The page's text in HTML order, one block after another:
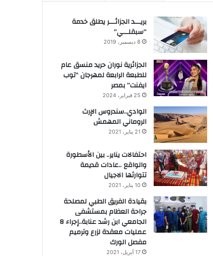
بريـــد الجزائـــر يطلق خدمة
“سبقلـــي”
8 ديسمبر، 2019
الجزائرية نوران حريد منسق عام
للطبعة الرابعة لمهرجان “توب
ايفنت” بمصر
25 فبراير، 2024
الوادي..سندروس الإرث
الروماني المهمش
21 يناير، 2021
احتفالات يناير.. بين الأسطورة
والواقع ..عادات قديمة
تتوارثها الاجيال
10 يناير، 2021
بقيادة الفريق الطبي لمصلحة
جراحة العظام بمستشفى
الجامعي ابن رشد عنابة..إجراء 8
عمليات معقدة لزرع وترميم
مفصل الورك
17 أبريل، 2021